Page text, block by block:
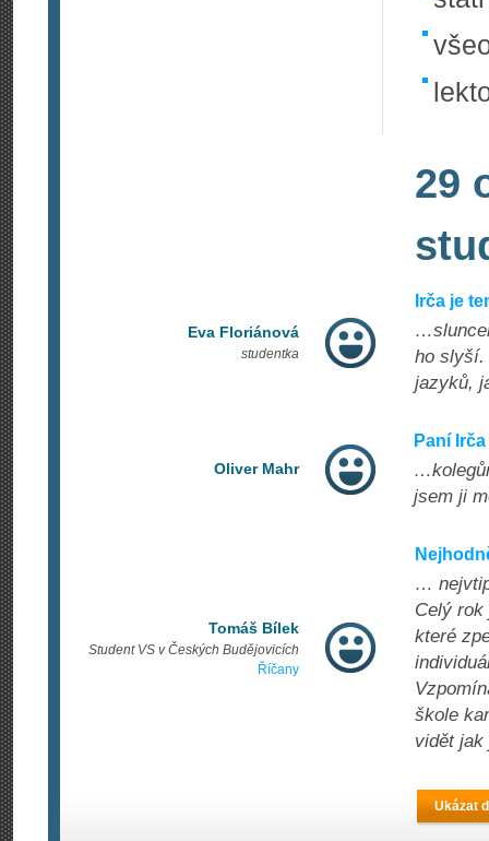
29
Eva Floriánová
studentka
Irča je
ho slyší.
jazyků,
Oliver Mahr
Paní
jsem ji
Tomáš Bílek
Student VS v Českých Budějovicích
Říčany
…
Celý
které
škole
vidět
Ukázat